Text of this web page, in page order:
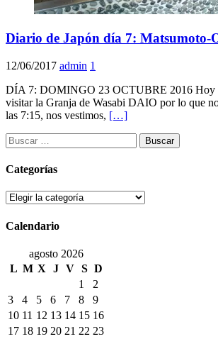
Diario de Japón día 7: Matsumoto-
12/06/2017 admin 1
DÍA 7: DOMINGO 23 OCTUBRE 2016 Hoy
visitar la Granja de Wasabi DAIO por lo que
las 7:15, nos vestimos, […]
Buscar:
Categorías
Categorías
Calendario
agosto 2026
L M X J V S D
1
2
3
4 5 6 7 8
9
10 11 12 13 14 15 16
17 18 19 20 21 22 23